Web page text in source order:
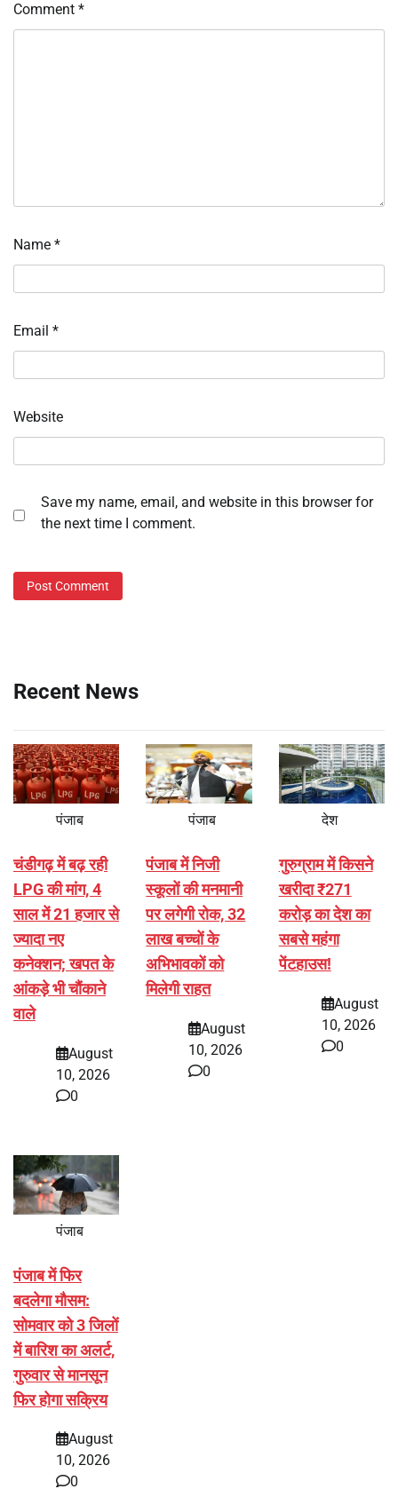
Comment *
Name *
Email *
Website
Save my name, email, and website in this browser for
the next time I comment.
Recent News
पंजाब
चंडीगढ़ में बढ़ रही
LPG की मांग, 4
साल में 21 हजार से
ज्यादा नए
कनेक्शन; खपत के
आंकड़े भी चौंकाने
वाले
August
10, 2026
0
पंजाब
पंजाब में निजी
स्कूलों की मनमानी
पर लगेगी रोक, 32
लाख बच्चों के
अभिभावकों को
मिलेगी राहत
August
10, 2026
0
देश
गुरुग्राम में किसने
खरीदा ₹271
करोड़ का देश का
सबसे महंगा
पेंटहाउस!
August
10, 2026
0
पंजाब
पंजाब में फिर
बदलेगा मौसम:
सोमवार को 3 जिलों
में बारिश का अलर्ट,
गुरुवार से मानसून
फिर होगा सक्रिय
August
10, 2026
0